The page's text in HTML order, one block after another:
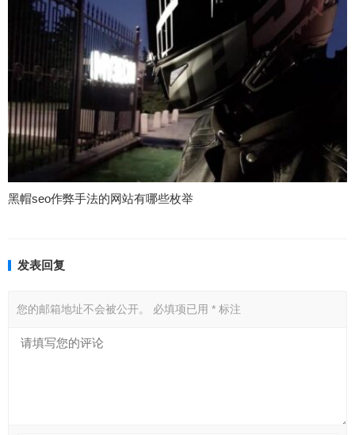
黑帽seo作弊手法的网站有哪些枚举
发表回复
您的邮箱地址不会被公开。 必填项已用 * 标注